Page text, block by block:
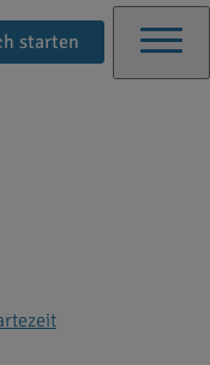
starten